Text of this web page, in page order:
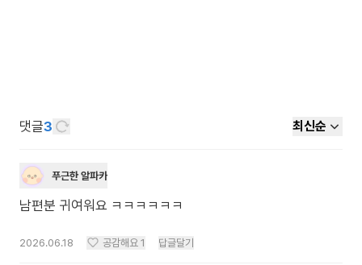
댓글3 최신순
푸근한 알파카
남편분 귀여워요 ㅋㅋㅋㅋㅋㅋ
2026.06.18 공감해요 1 답글달기